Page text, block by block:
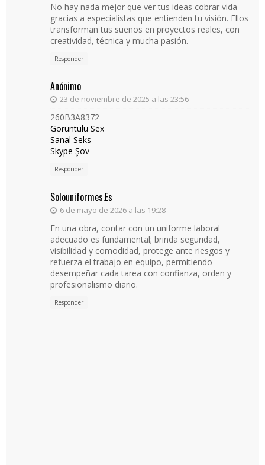
No hay nada mejor que ver tus ideas cobrar vida
gracias a especialistas que entienden tu visión. Ellos
transforman tus sueños en proyectos reales, con
creatividad, técnica y mucha pasión.
Responder
Anónimo
23 de noviembre de 2025 a las 23:56
260B3A8372
Görüntülü Sex
Sanal Seks
Skype Şov
Responder
Solouniformes.es
6 de mayo de 2026 a las 19:28
En una obra, contar con un uniforme laboral
adecuado es fundamental; brinda seguridad,
visibilidad y comodidad, protege ante riesgos y
refuerza el trabajo en equipo, permitiendo
desempeñar cada tarea con confianza, orden y
profesionalismo diario.
Responder